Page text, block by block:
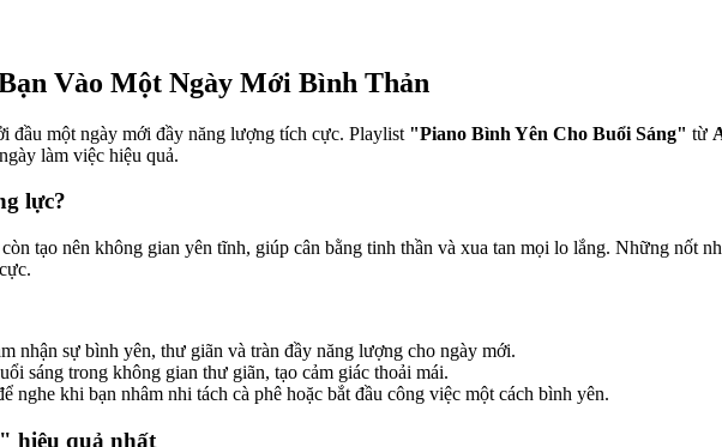
Vào Một Ngày Mới Bình Thản
đầu một ngày mới đầy năng lượng tích cực. Playlist "Piano Bình Yên Cho Buổi Sáng" từ
làm việc hiệu quả.
lực?
tạo nên không gian yên tĩnh, giúp cân bằng tinh thần và xua tan mọi lo lắng. Những nốt
nhận sự bình yên, thư giãn và tràn đầy năng lượng cho ngày mới.
sáng trong không gian thư giãn, tạo cảm giác thoải mái.
nghe khi bạn nhâm nhi tách cà phê hoặc bắt đầu công việc một cách bình yên.
hiệu quả nhất